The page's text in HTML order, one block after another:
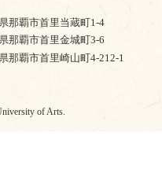
of Arts.
那覇市首里当蔵町1-4
那覇市首里金城町3-6
那覇市首里崎山町4-212-1